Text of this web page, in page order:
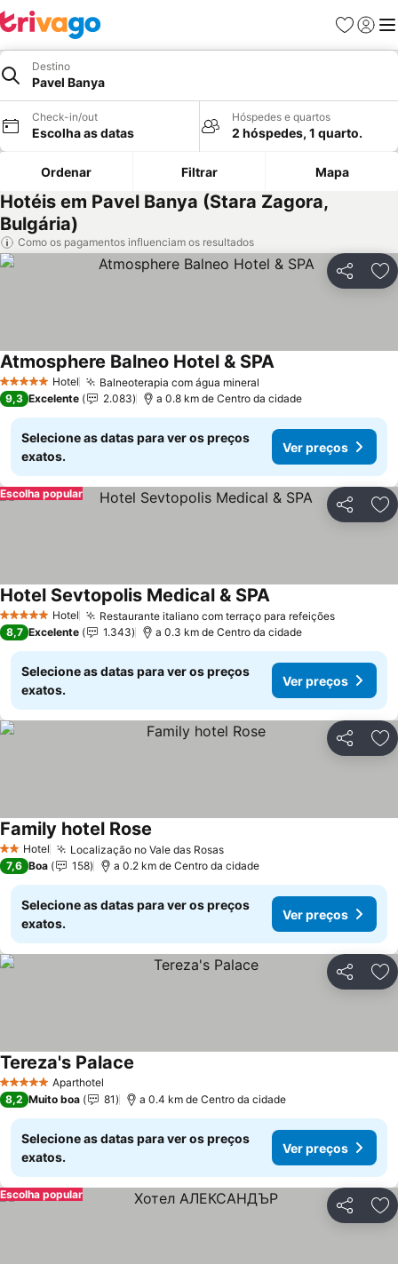
Favoritos
Iniciar
Destino
Pavel Banya
Check-in/out
Escolha as datas
Hóspedes e quartos
2 hóspedes, 1 quarto.
Ordenar Filtrar Mapa
Hotéis em Pavel Banya (Stara Zagora,
Bulgária)
Como os pagamentos influenciam os resultados
Partilhar
5 Estrelas Hotel Balneoterapia com água mineral
Atmosphere Balneo Hotel & SPAVer preços
9,3 Excelente 2.083 a 0.8 km de Centro da cidade
Selecione as datas para ver os preços
exatos.
Ver preços
Partilhar
Escolha popular
5 Estrelas Hotel Restaurante italiano com terraço para refeiçõesVer
Hotel Sevtopolis Medical & SPAVer preços
8,7 Excelente 1.343 a 0.3 km de Centro da cidade
Selecione as datas para ver os preços
exatos.
Ver preços
Partilhar
2 Estrelas
Hotel Localização no Vale das RosasVer preços
Family hotel Rose
7,6 Boa 158 a 0.2 km de Centro da cidade
Selecione as datas para ver os preços
exatos.
Ver preços
Partilhar
5 Estrelas Aparthotel
Tereza's Palace
8,2 Muito boa 81 a 0.4 km de Centro da cidade
Selecione as datas para ver os preços
exatos.
Ver preços
Partilhar
Escolha popular